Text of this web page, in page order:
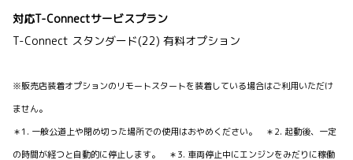
対応T-Connectサービスプラン
T-Connect スタンダード(22) 有料オプション
※販売店装着オプションのリモートスタートを装着している場合はご利用いただけ
ません。
＊1. 一般公道上や閉め切った場所での使用はおやめください。 ＊2. 起動後、一定
の時間が経つと自動的に停止します。 ＊3. 車両停止中にエンジンをみだりに稼働